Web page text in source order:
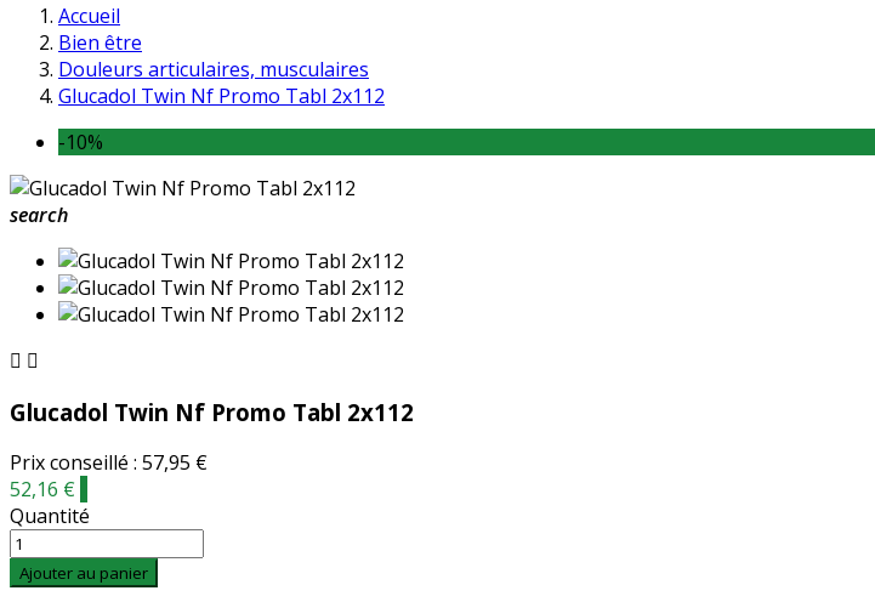
Accueil
Bien être
Douleurs articulaires, musculaires
Glucadol Twin Nf Promo Tabl 2x112
-10%
search
 
Glucadol Twin Nf Promo Tabl 2x112
Prix conseillé : 57,95 €
52,16 €
Quantité
Ajouter au panier